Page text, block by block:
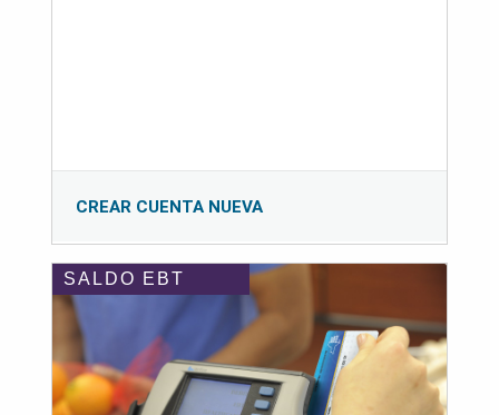
CREAR CUENTA NUEVA
SALDO EBT